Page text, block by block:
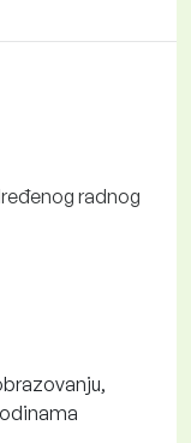
radnog